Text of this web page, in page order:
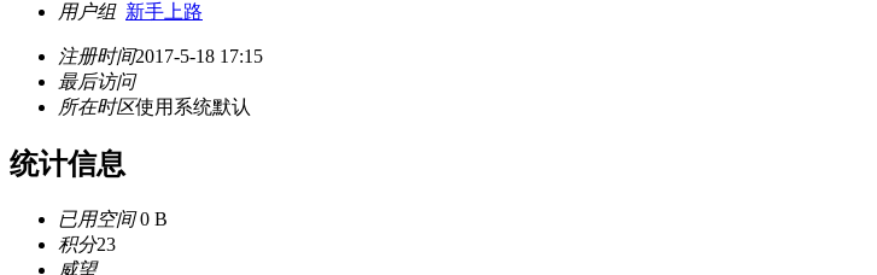
用户组 新手上路
注册时间2017-5-18 17:15
最后访问
所在时区使用系统默认
统计信息
已用空间0 B
积分23
威望